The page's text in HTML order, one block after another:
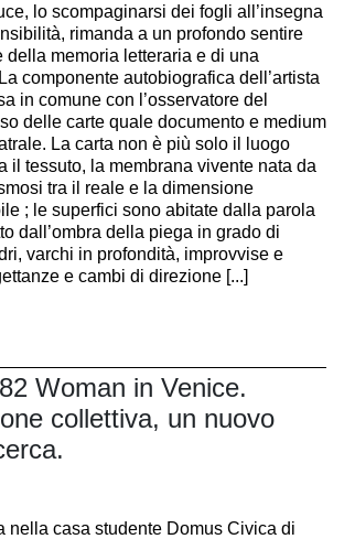
lo scompaginarsi dei fogli all’insegna
rimanda a un profondo sentire
della memoria letteraria e di una
componente autobiografica dell’artista
in comune con l’osservatore del
delle carte quale documento e medium
La carta non è più solo il luogo
il tessuto, la membrana vivente nata da
tra il reale e la dimensione
; le superfici sono abitate dalla parola
dall’ombra della piega in grado di
varchi in profondità, improvvise e
e cambi di direzione [...]
Woman in Venice.
collettiva, un nuovo
nella casa studente Domus Civica di